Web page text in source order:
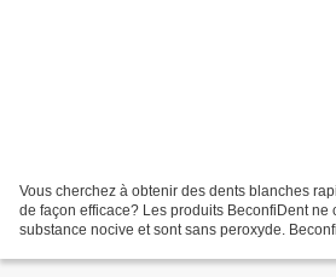
Vous cherchez à obtenir des dents blanches
de façon efficace? Les produits BeconfiDent ne
substance nocive et sont sans peroxyde.